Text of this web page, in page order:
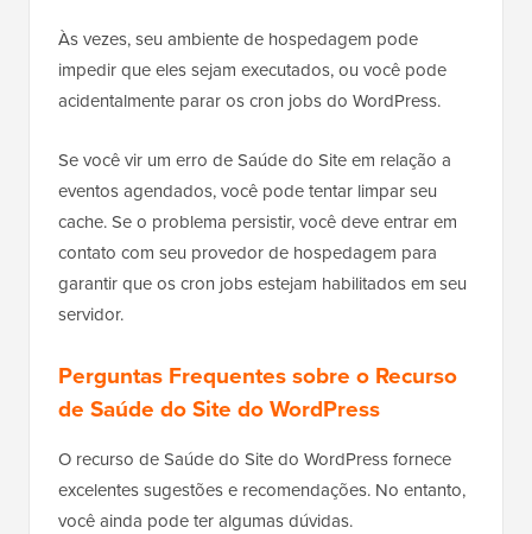
Às vezes, seu ambiente de hospedagem pode
impedir que eles sejam executados, ou você pode
acidentalmente parar os cron jobs do WordPress.
Se você vir um erro de Saúde do Site em relação a
eventos agendados, você pode tentar limpar seu
cache. Se o problema persistir, você deve entrar em
contato com seu provedor de hospedagem para
garantir que os cron jobs estejam habilitados em seu
servidor.
Perguntas Frequentes sobre o Recurso
de Saúde do Site do WordPress
O recurso de Saúde do Site do WordPress fornece
excelentes sugestões e recomendações. No entanto,
você ainda pode ter algumas dúvidas.